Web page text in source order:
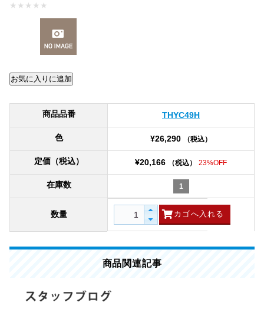
★ ★ ★ ★ ★
商品品番 THYC49H
色 ¥26,290 （税込）
定価（税込） ¥20,166 （税込） 23%OFF
在庫数 1
数量
商品関連記事